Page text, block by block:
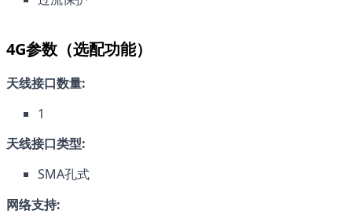
4G参数（选配功能）
天线接口数量:
1
天线接口类型:
SMA孔式
网络支持: